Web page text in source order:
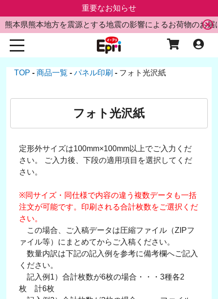
重要なお知らせ
熊本県熊本地方を震源とする地震の影響によるお荷物のお届
TOP 商品一覧 パネル印刷 フォト光沢紙
フォト光沢紙
定形外サイズは100mm×100mm以上でご入力くだ
さい。 ご入力後、下段の適用項目を選択してくだ
さい。
※同サイズ・同仕様で内容の違う複数データも一括
注文が可能です。印刷される合計枚数をご選択くだ
さい。
この場合、ご入稿データは圧縮ファイル（ZIPフ
ァイル等）にまとめてからご入稿ください。
数量内訳は下記の記入例を参考に備考欄へご記入
ください。
記入例1）合計枚数が6枚の場合・・・3種各2
枚 計6枚